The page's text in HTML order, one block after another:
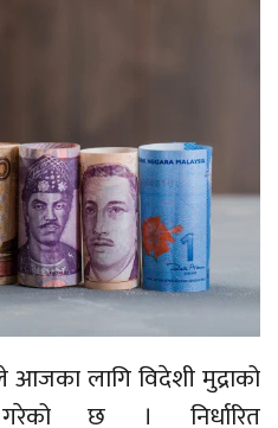
आजका लागि विदेशी मुद्राको
गरेको छ । निर्धारित